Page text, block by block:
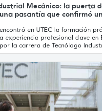
Mecánico: la puerta
pasantía que confirmó
en UTEC la formación
experiencia profesional clave en
la carrera de Tecnólogo